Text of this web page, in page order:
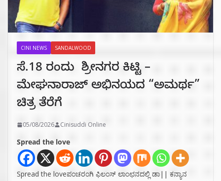
CINI NEWS SANDALWOOD
ಸೆ.18 ರಂದು ಶ್ರೀನಗರ ಕಿಟ್ಟಿ –
ಮೇಘನಾರಾಜ್ ಅಭಿನಯದ “ಅಮರ್ಥ”
ಚಿತ್ರ ತೆರೆಗೆ
05/08/2026 Cinisuddi Online
Spread the love
Spread the loveಪಂಚರಂಗಿ ಫಿಲಂಸ್ ಲಾಂಛನದಲ್ಲಿ ಡಾ|| ಕನ್ಯಾನ